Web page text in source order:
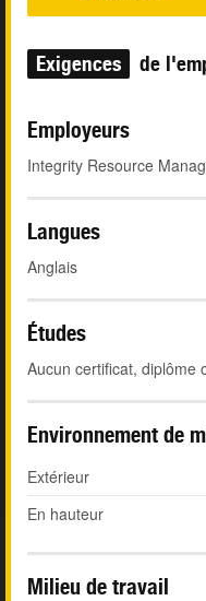
Exigences de
Employeurs
Integrity Resource
Langues
Anglais
Études
Aucun certificat, diplôme
Environnement de
Extérieur
En hauteur
Milieu de travail